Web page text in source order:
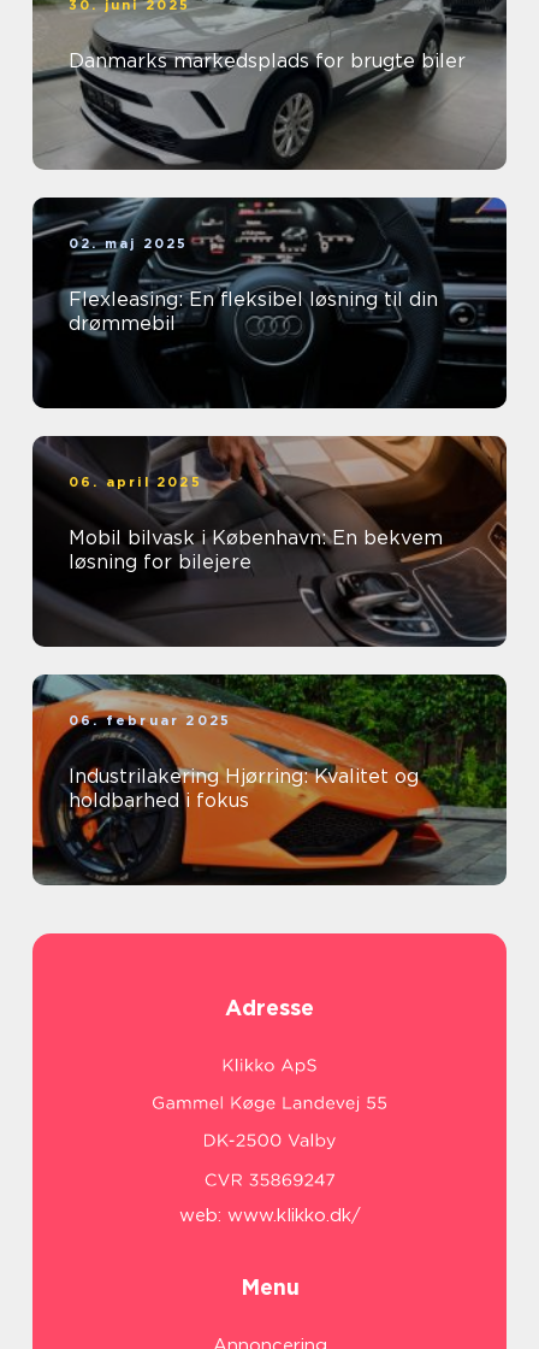
30. juni 2025
Danmarks markedsplads for brugte biler
02. maj 2025
Flexleasing: En fleksibel løsning til din
drømmebil
06. april 2025
Mobil bilvask i København: En bekvem
løsning for bilejere
06. februar 2025
Industrilakering Hjørring: Kvalitet og
holdbarhed i fokus
Adresse
web: www.klikko.dk/
Menu